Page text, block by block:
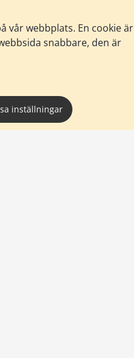
vår webbplats. En cookie är
snabbare, den är
inställningar